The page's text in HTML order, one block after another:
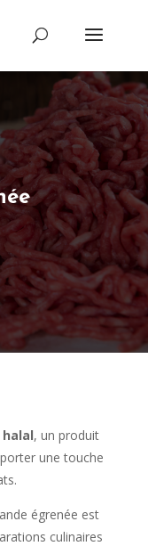
, un produit
une touche
égrenée est
culinaires